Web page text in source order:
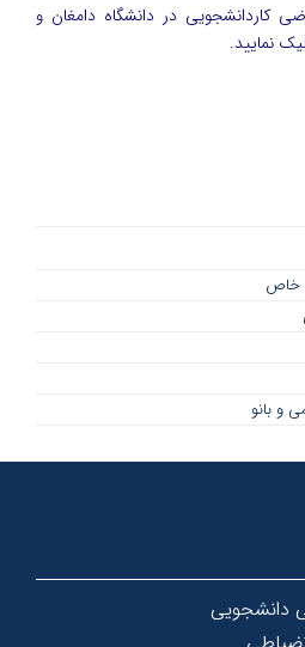
کاردانشجویی در دانشگاه دامغان و
نمایید.
خاص
و بانو
دانشجویی